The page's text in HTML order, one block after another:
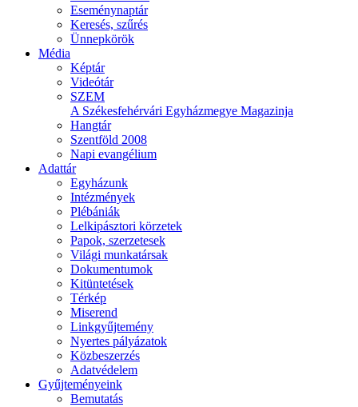
Eseménynaptár
Keresés, szűrés
Ünnepkörök
Média
Képtár
Videótár
SZEM
A Székesfehérvári Egyházmegye Magazinja
Hangtár
Szentföld 2008
Napi evangélium
Adattár
Egyházunk
Intézmények
Plébániák
Lelkipásztori körzetek
Papok, szerzetesek
Világi munkatársak
Dokumentumok
Kitüntetések
Térkép
Miserend
Linkgyűjtemény
Nyertes pályázatok
Közbeszerzés
Adatvédelem
Gyűjteményeink
Bemutatás